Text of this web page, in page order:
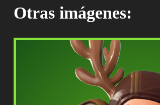
Otras imágenes: